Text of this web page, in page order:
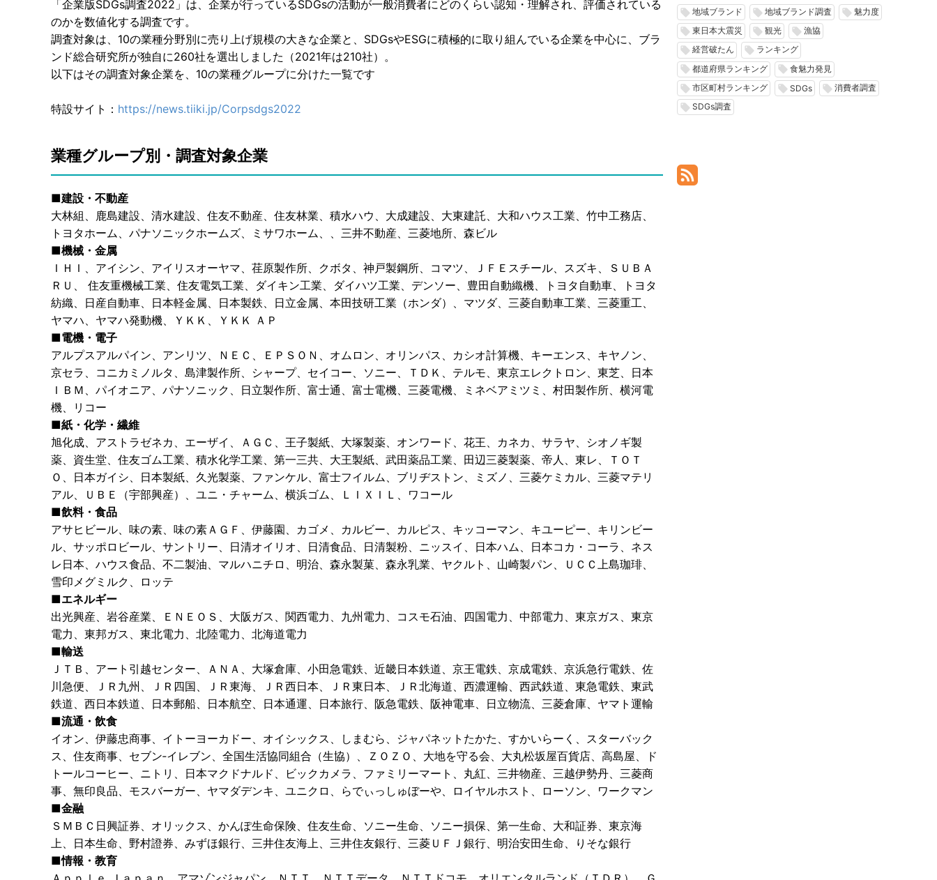
「企業版SDGs調査2022」は、企業が行っているSDGsの活動が一般消費者にどのくらい認知・理解され、評価されている
のかを数値化する調査です。
調査対象は、10の業種分野別に売り上げ規模の大きな企業と、SDGsやESGに積極的に取り組んでいる企業を中心に、ブラ
ンド総合研究所が独自に260社を選出しました（2021年は210社）。
以下はその調査対象企業を、10の業種グループに分けた一覧です
特設サイト： https://news.tiiki.jp/Corpsdgs2022
業種グループ別・調査対象企業
■建設・不動産
大林組、鹿島建設、清水建設、住友不動産、住友林業、積水ハウ、大成建設、大東建託、大和ハウス工業、竹中工務店、
トヨタホーム、パナソニックホームズ、ミサワホーム、、三井不動産、三菱地所、森ビル
■機械・金属
ＩＨＩ、アイシン、アイリスオーヤマ、荏原製作所、クボタ、神戸製鋼所、コマツ、ＪＦＥスチール、スズキ、ＳＵＢＡ
ＲＵ、 住友重機械工業、住友電気工業、ダイキン工業、ダイハツ工業、デンソー、豊田自動織機、トヨタ自動車、トヨタ
紡織、日産自動車、日本軽金属、日本製鉄、日立金属、本田技研工業（ホンダ）、マツダ、三菱自動車工業、三菱重工、
ヤマハ、ヤマハ発動機、ＹＫＫ、ＹＫＫ ＡＰ
■電機・電子
アルプスアルパイン、アンリツ、ＮＥＣ、ＥＰＳＯＮ、オムロン、オリンパス、カシオ計算機、キーエンス、キヤノン、
京セラ、コニカミノルタ、島津製作所、シャープ、セイコー、ソニー、ＴＤＫ、テルモ、東京エレクトロン、東芝、日本
ＩＢＭ、パイオニア、パナソニック、日立製作所、富士通、富士電機、三菱電機、ミネベアミツミ、村田製作所、横河電
機、リコー
■紙・化学・繊維
旭化成、アストラゼネカ、エーザイ、ＡＧＣ、王子製紙、大塚製薬、オンワード、花王、カネカ、サラヤ、シオノギ製
薬、資生堂、住友ゴム工業、積水化学工業、第一三共、大王製紙、武田薬品工業、田辺三菱製薬、帝人、東レ、ＴＯＴ
Ｏ、日本ガイシ、日本製紙、久光製薬、ファンケル、富士フイルム、ブリヂストン、ミズノ、三菱ケミカル、三菱マテリ
アル、ＵＢＥ（宇部興産）、ユニ・チャーム、横浜ゴム、ＬＩＸＩＬ、ワコール
■飲料・食品
アサヒビール、味の素、味の素ＡＧＦ、伊藤園、カゴメ、カルビー、カルピス、キッコーマン、キユーピー、キリンビー
ル、サッポロビール、サントリー、日清オイリオ、日清食品、日清製粉、ニッスイ、日本ハム、日本コカ・コーラ、ネス
レ日本、ハウス食品、不二製油、マルハニチロ、明治、森永製菓、森永乳業、ヤクルト、山崎製パン、ＵＣＣ上島珈琲、
雪印メグミルク、ロッテ
■エネルギー
出光興産、岩谷産業、ＥＮＥＯＳ、大阪ガス、関西電力、九州電力、コスモ石油、四国電力、中部電力、東京ガス、東京
電力、東邦ガス、東北電力、北陸電力、北海道電力
■輸送
ＪＴＢ、アート引越センター、ＡＮＡ、大塚倉庫、小田急電鉄、近畿日本鉄道、京王電鉄、京成電鉄、京浜急行電鉄、佐
川急便、ＪＲ九州、ＪＲ四国、ＪＲ東海、ＪＲ西日本、ＪＲ東日本、ＪＲ北海道、西濃運輸、西武鉄道、東急電鉄、東武
鉄道、西日本鉄道、日本郵船、日本航空、日本通運、日本旅行、阪急電鉄、阪神電車、日立物流、三菱倉庫、ヤマト運輸
■流通・飲食
イオン、伊藤忠商事、イトーヨーカドー、オイシックス、しまむら、ジャパネットたかた、すかいらーく、スターバック
ス、住友商事、セブン‐イレブン、全国生活協同組合（生協）、ＺＯＺＯ、大地を守る会、大丸松坂屋百貨店、高島屋、ド
トールコーヒー、ニトリ、日本マクドナルド、ビックカメラ、ファミリーマート、丸紅、三井物産、三越伊勢丹、三菱商
事、無印良品、モスバーガー、ヤマダデンキ、ユニクロ、らでぃっしゅぼーや、ロイヤルホスト、ローソン、ワークマン
■金融
ＳＭＢＣ日興証券、オリックス、かんぽ生命保険、住友生命、ソニー生命、ソニー損保、第一生命、大和証券、東京海
上、日本生命、野村證券、みずほ銀行、三井住友海上、三井住友銀行、三菱ＵＦＪ銀行、明治安田生命、りそな銀行
■情報・教育
local_offer 地域ブランド local_offer 地域ブランド調査 local_offer 魅力度
local_offer 東日本大震災 local_offer 観光 local_offer 漁協
local_offer 経営破たん local_offer ランキング
local_offer 都道府県ランキング local_offer 食魅力発見
local_offer 市区町村ランキング local_offer SDGs local_offer 消費者調査
local_offer SDGs調査